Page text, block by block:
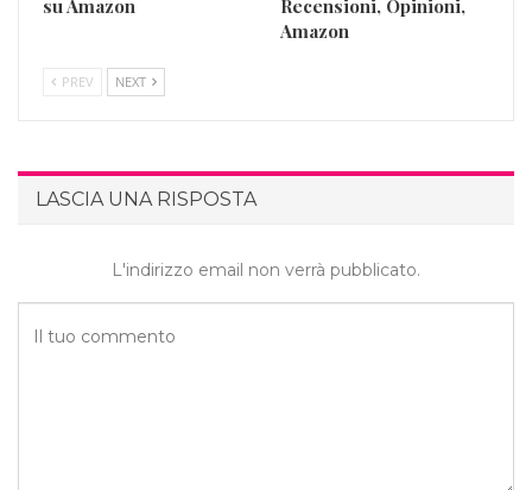
su Amazon
Recensioni, Opinioni,
Amazon
PREV NEXT
LASCIA UNA RISPOSTA
L'indirizzo email non verrà pubblicato.